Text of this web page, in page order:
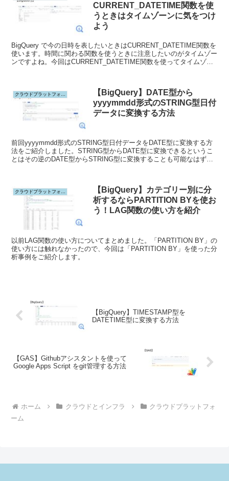
CURRENT_DATETIME関数を使
うときはタイムゾーンに気をつけ
よう
BigQuery で今の日時を表したいときはCURRENT_DATETIME関数を
使います。時間に関わる関数を使うときに注意したいのがタイムゾー
ンですよね。今回はCURRENT_DATETIME関数を使ってタイムゾー
【BigQuery】DATE型から
yyyymmdd形式のSTRING型日付
データに変換する方法
前回yyyymmdd形式のSTRING型日付データをDATE型に変換する方
法をご紹介しました。STRING型からDATE型に変換できるというこ
とはその逆のDATE型からSTRING型に変換することも可能なはずで
クラウドプラットフォーム
【BigQuery】カテゴリー別に分
析するならPARTITION BYを使お
う！LAG関数の使い方を紹介
以前LAG関数の使い方についてまとめました。「PARTITION BY」の
使い方には触れなかったので、今回は「PARTITION BY」を使った分
析事例をご紹介します。
【BigQuery】TIMESTAMP型を
DATETIME型に変換する方法
【GAS】Githubアシスタントを使って
Google Apps Script をgit管理する方法
ホーム クラウドとインフラ
クラウドプラットフォ
ーム